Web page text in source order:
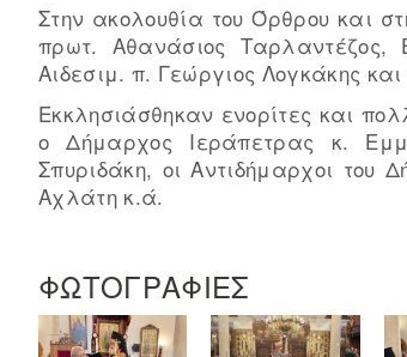
Στην ακολουθία του Όρθρου και
πρωτ. Αθανάσιος Ταρλαντέζος,
Αιδεσιμ. π. Γεώργιος Λογκάκης
Εκκλησιάσθηκαν ενορίτες και
ο Δήμαρχος Ιεράπετρας κ.
Σπυριδάκη, οι Αντιδήμαρχοι του
Αχλάτη κ.ά.
ΦΩΤΟΓΡΑΦΙΕΣ